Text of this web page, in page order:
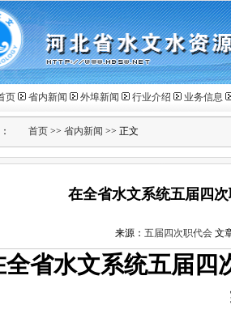
页 省内新闻 外埠新闻 行业介绍 业务信息
首页 >> 省内新闻 >> 正文
在全省水文系统五届四
来源： 五届四次职代会文
全省水文系统五届四